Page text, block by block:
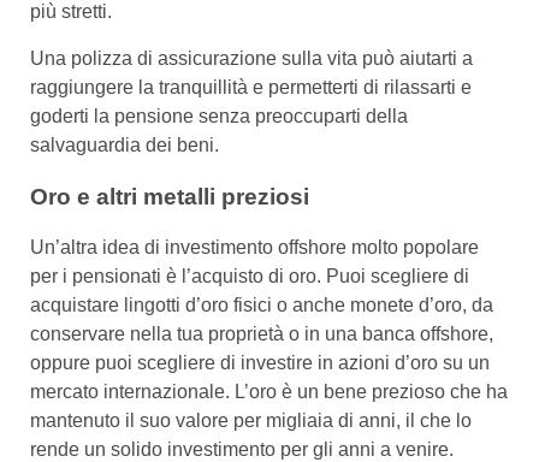
più stretti.
Una polizza di assicurazione sulla vita può aiutarti a
raggiungere la tranquillità e permetterti di rilassarti e
goderti la pensione senza preoccuparti della
salvaguardia dei beni.
Oro e altri metalli preziosi
Un’altra idea di investimento offshore molto popolare
per i pensionati è l’acquisto di oro. Puoi scegliere di
acquistare lingotti d’oro fisici o anche monete d’oro, da
conservare nella tua proprietà o in una banca offshore,
oppure puoi scegliere di investire in azioni d’oro su un
mercato internazionale. L’oro è un bene prezioso che ha
mantenuto il suo valore per migliaia di anni, il che lo
rende un solido investimento per gli anni a venire.